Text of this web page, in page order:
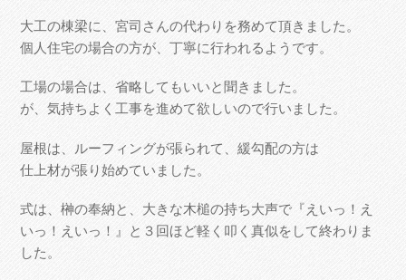
大工の棟梁に、宮司さんの代わりを務めて頂きました。
個人住宅の場合の方が、丁寧に行われるようです。
工場の場合は、省略してもいいと聞きました。
が、気持ちよく工事を進めて欲しいので行いました。
屋根は、ルーフィングが張られて、緩勾配の方は
仕上材が張り始めていました。
式は、榊の奉納と、大きな木槌の持ち大声で『えいっ！え
いっ！えいっ！』と３回ほど軽く叩く真似をして終わりま
した。